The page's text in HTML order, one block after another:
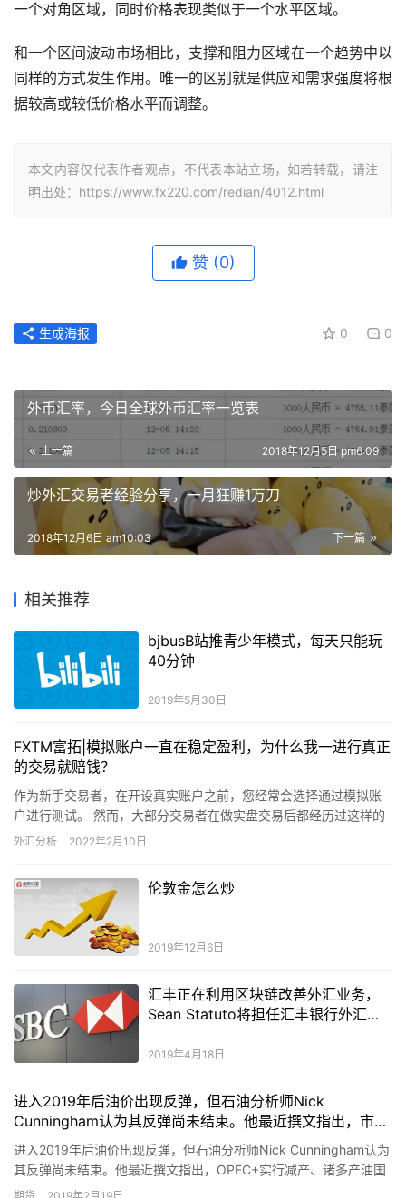
一个对角区域，同时价格表现类似于一个水平区域。
和一个区间波动市场相比，支撑和阻力区域在一个趋势中以
同样的方式发生作用。唯一的区别就是供应和需求强度将根
据较高或较低价格水平而调整。
本文内容仅代表作者观点，不代表本站立场，如若转载，请注
明出处：https://www.fx220.com/redian/4012.html
赞 (0)
0 0
生成海报
外币汇率，今日全球外币汇率一览表
上一篇 2018年12月5日 pm6:09
炒外汇交易者经验分享，一月狂赚1万刀
下一篇
2018年12月6日 am10:03
相关推荐
bjbusB站推青少年模式，每天只能玩
40分钟
2019年5月30日
FXTM富拓|模拟账户一直在稳定盈利，为什么我一进行真正
的交易就赔钱？
作为新手交易者，在开设真实账户之前，您经常会选择通过模拟账
户进行测试。 然而，大部分交易者在做实盘交易后都经历过这样的
困惑：为什么模拟交易赚钱，实盘交易却赔钱，问题出在哪里？
外汇分析 2022年2月10日
伦敦金怎么炒
2019年12月6日
汇丰正在利用区块链改善外汇业务，
Sean Statuto将担任汇丰银行外汇销
2019年4月18日
进入2019年后油价出现反弹，但石油分析师Nick
Cunningham认为其反弹尚未结束。他最近撰文指出，市场
目前存在诸多利好因素，包括OPEC+实行减产、诸多产油
国产量下滑、美国有意缓解国际贸易紧张局势。
进入2019年后油价出现反弹，但石油分析师Nick Cunningham认为
其反弹尚未结束。他最近撰文指出，OPEC+实行减产、诸多产油国
产量下滑减少石油供应，油市情绪可能转为看多。不过，他同时指